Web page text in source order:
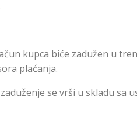
kupca biće zadužen u
plaćanja.
se vrši u skladu sa